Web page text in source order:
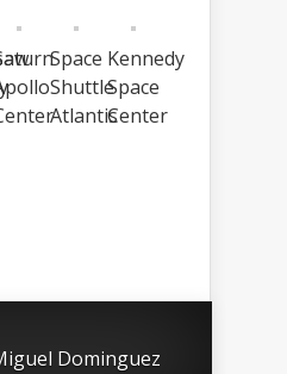
Space
Shuttle
Atlantis
Kennedy
Space
Center
Dominguez